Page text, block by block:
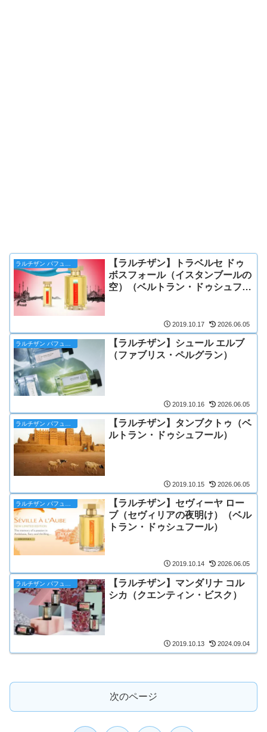
ラルチザン パフューマー
【ラルチザン】トラベルセ ドゥ
ボスフォール（イスタンブールの
空）（ベルトラン・ドゥシュフー
2019.10.17 2026.06.05
ラルチザン パフューマー
【ラルチザン】シュール エルブ
（ファブリス・ペルグラン）
2019.10.16 2026.06.05
【ラルチザン】タンブクトゥ（ベ
ルトラン・ドゥシュフール）
2019.10.15 2026.06.05
【ラルチザン】セヴィーヤ ロー
ブ（セヴィリアの夜明け）（ベル
トラン・ドゥシュフール）
2019.10.14 2026.06.05
【ラルチザン】マンダリナ コル
シカ（クエンティン・ビスク）
2019.10.13 2024.09.04
次のページ